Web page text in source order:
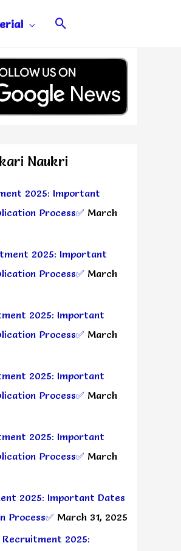
Search
Naukri
2025: Important
Process✅ March
2025: Important
Process✅ March
2025: Important
Process✅ March
2025: Important
Process✅ March
2025: Important
Process✅ March
2025: Important Dates
Process✅ March 31, 2025
Recruitment 2025: